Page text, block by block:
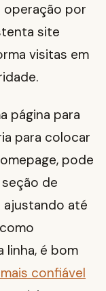
operação por
site
visitas em
página para
para colocar
pode
de
ajustando até
linha, é bom
confiável